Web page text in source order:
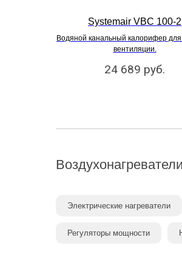
Systemair VBC 100-2
Водяной канальный калорифер
вентиляции.
24 689 руб.
Воздухонагреватели
Электрические нагреватели
Регуляторы мощности